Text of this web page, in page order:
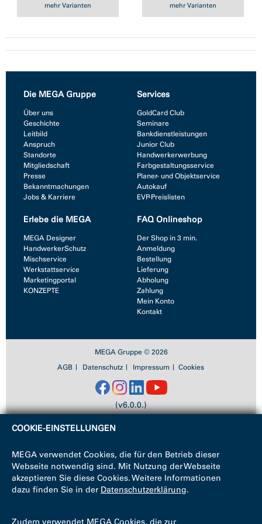
mehr Varianten mehr Varianten
Die MEGA Gruppe
Über uns
Geschichte
Leitbild
Anspruch
Standorte
Mitgliedschaft
Presse
Bekanntmachungen
Jobs & Karriere
Services
GoldCard Club
Seminare
Bankdienstleistungen
Junior Club
Handwerkerwerbung
Farbgestaltungsservice
Planer- und Objektservice
Autokauf
EVP-Preislisten
Erlebe die MEGA
MEGA Designer
HandwerkerSchutz
Mischservice
Werkstattservice
Marketingportal
KONZEPTE
FAQ Onlineshop
Der Shop in 3 min.
Anmeldung
Bestellung
Lieferung
Abholung
Zahlung
Mein Konto
Kontakt
MEGA Gruppe © 2026
AGB
Datenschutz Impressum Cookies
(v6.0.0.)
COOKIE-EINSTELLUNGEN
MEGA verwendet Cookies, die für den Betrieb dieser
Webseite notwendig sind. Mit Nutzung der Webseite
akzeptieren Sie diese Cookies. Weitere Informationen
dazu finden Sie in der Datenschutzerklärung.
Zudem verwendet MEGA Cookies, die zur